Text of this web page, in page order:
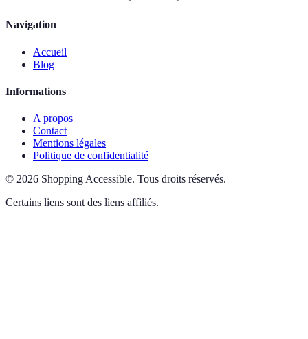
Navigation
Accueil
Blog
Informations
A propos
Contact
Mentions légales
Politique de confidentialité
© 2026 Shopping Accessible. Tous droits réservés.
Certains liens sont des liens affiliés.